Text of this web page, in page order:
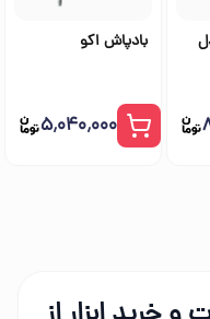
بادپاش اکو
۵٬۰۴۰٬۰۰۰